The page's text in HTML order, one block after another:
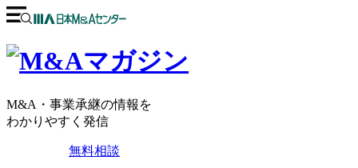
M&A・事業承継の情報を
わかりやすく発信
無料相談